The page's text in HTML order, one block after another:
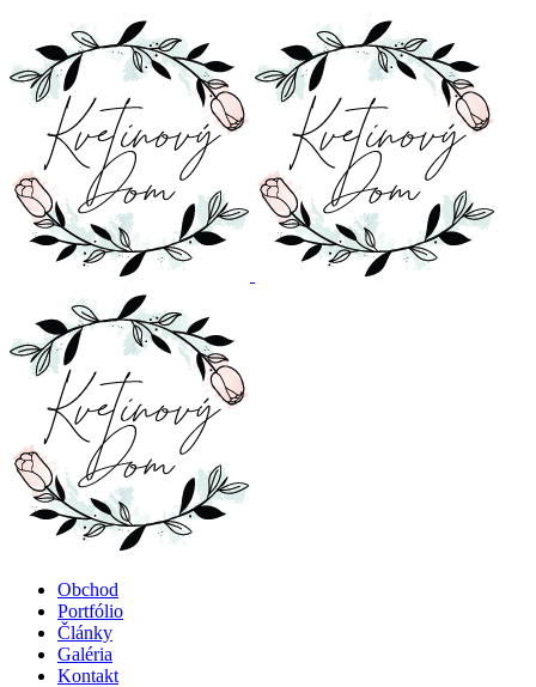
Obchod
Portfólio
Články
Galéria
Kontakt